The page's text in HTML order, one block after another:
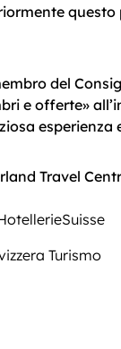
del
e offerte»
Travel
Turismo